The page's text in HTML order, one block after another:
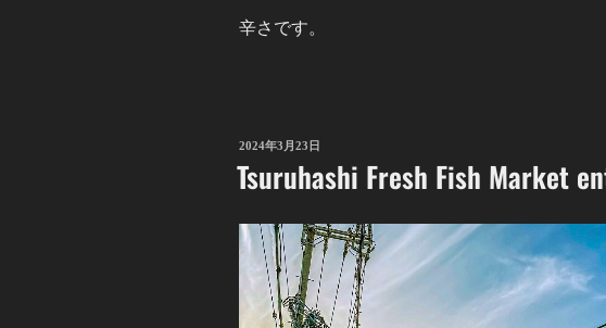
辛さです。
2024年3月23日
Tsuruhashi Fresh Fish Market